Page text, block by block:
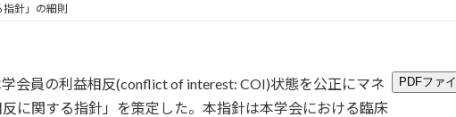
指針」の細則
会員の利益相反(conflict of interest: COI)状態を公正にマネ
に関する指針」を策定した。本指針は本学会における臨床
PDFファ